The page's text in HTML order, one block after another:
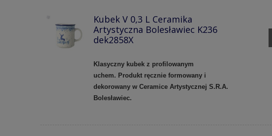
Kubek V 0,3 L Ceramika
Artystyczna Bolesławiec K236
dek2858X
Klasyczny kubek z profilowanym
uchem. Produkt ręcznie formowany i
dekorowany w Ceramice Artystycznej S.R.A.
Bolesławiec.